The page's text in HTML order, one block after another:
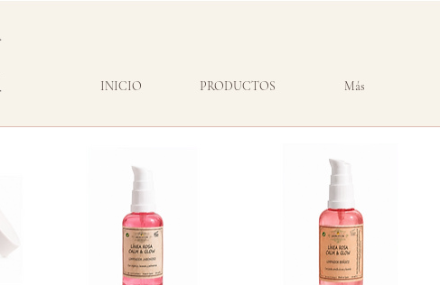
INICIO PRODUCTOS Más